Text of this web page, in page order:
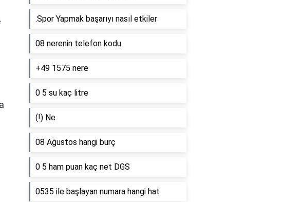
.Spor Yapmak başarıyı nasıl etkiler
08 nerenin telefon kodu
+49 1575 nere
0 5 su kaç litre
(!) Ne
08 Ağustos hangi burç
0 5 ham puan kaç net DGS
0535 ile başlayan numara hangi hat